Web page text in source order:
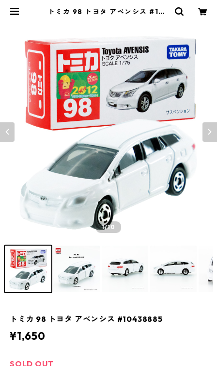
トミカ 98 トヨタ アベンシス #104
1/10
トミカ 98 トヨタ アベンシス #10438885
¥1,650
SOLD OUT